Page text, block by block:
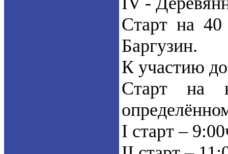
Старт на 40
Баргузин.
К участию
Старт на
I старт –